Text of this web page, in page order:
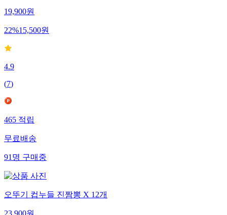
19,900원
22%15,500원
4.9
(7)
465적립
무료배송
91명구매중
오뚜기 컵누들 진짬뽕 X 12개